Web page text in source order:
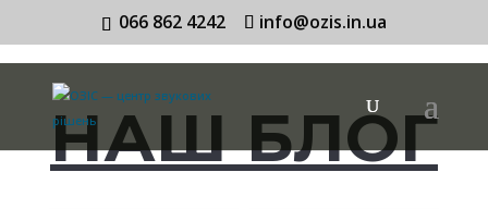
066 862 4242 info@ozis.in.ua
НАШ БЛОГ